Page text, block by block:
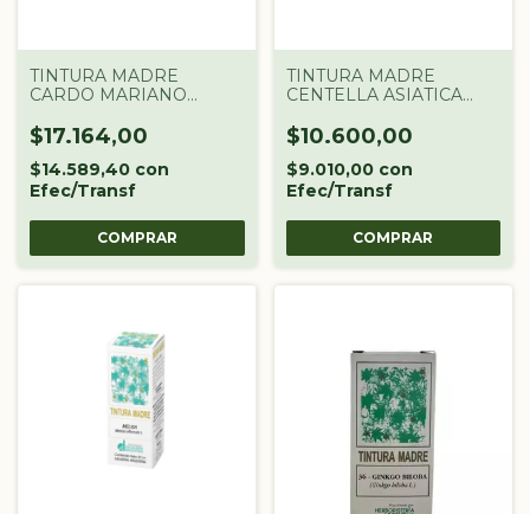
TINTURA MADRE
CARDO MARIANO
ARGENTINA X 60 CC
$17.164,00
$14.589,40 con
Efec/Transf
TINTURA MADRE
CENTELLA ASIATICA
ARGENTINA X 60 CC
$10.600,00
$9.010,00 con
Efec/Transf